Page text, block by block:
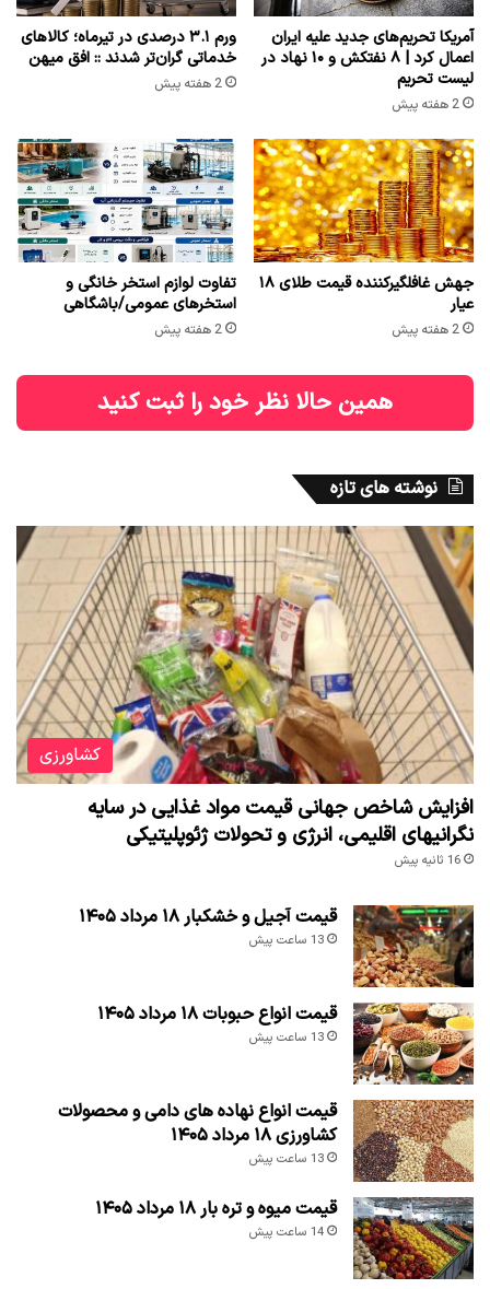
آمریکا تحریم‌های جدید علیه ایران
اعمال کرد | ۸ نفتکش و ۱۰ نهاد در
لیست تحریم
2 هفته پیش
ورم ۳.۱ درصدی در تیرماه؛ کالاهای
خدماتی گران‌تر شدند :: افق میهن
2 هفته پیش
جهش غافلگیرکننده قیمت طلای ۱۸
عیار
2 هفته پیش
تفاوت لوازم استخر خانگی و
استخرهای عمومی/باشگاهی
2 هفته پیش
همین حالا نظر خود را ثبت کنید
نوشته های تازه
کشاورزی
افزایش شاخص جهانی قیمت مواد غذایی در سایه
نگرانیهای اقلیمی، انرژی و تحولات ژئوپلیتیکی
16 ثانیه پیش
قیمت آجیل و خشکبار ۱۸ مرداد ۱۴۰۵
13 ساعت پیش
قیمت انواع حبوبات ۱۸ مرداد ۱۴۰۵
13 ساعت پیش
قیمت انواع نهاده های دامی و محصولات
کشاورزی ۱۸ مرداد ۱۴۰۵
13 ساعت پیش
قیمت میوه و تره بار ۱۸ مرداد ۱۴۰۵
14 ساعت پیش